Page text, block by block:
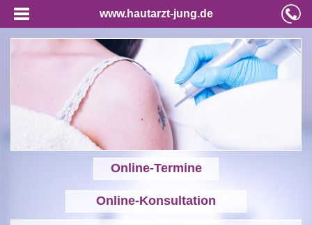
www.hautarzt-jung.de
Online-Termine
Online-Konsultation